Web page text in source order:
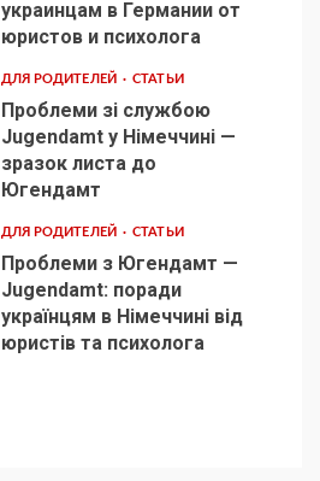
украинцам в Германии от
юристов и психолога
ДЛЯ РОДИТЕЛЕЙ СТАТЬИ
Проблеми зі службою
Jugendamt у Німеччині —
зразок листа до
Югендамт
ДЛЯ РОДИТЕЛЕЙ СТАТЬИ
Проблеми з Югендамт —
Jugendamt: поради
українцям в Німеччині від
юристів та психолога